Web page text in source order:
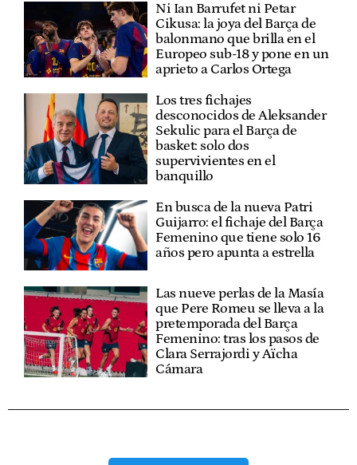
Ni Ian Barrufet ni Petar
Cikusa: la joya del Barça de
balonmano que brilla en el
Europeo sub-18 y pone en un
aprieto a Carlos Ortega
Los tres fichajes
desconocidos de Aleksander
Sekulic para el Barça de
basket: solo dos
supervivientes en el
banquillo
En busca de la nueva Patri
Guijarro: el fichaje del Barça
Femenino que tiene solo 16
años pero apunta a estrella
Las nueve perlas de la Masía
que Pere Romeu se lleva a la
pretemporada del Barça
Femenino: tras los pasos de
Clara Serrajordi y Aïcha
Cámara